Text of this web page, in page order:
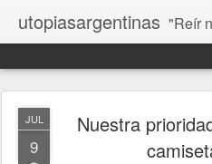
utopiasargentinas "Reír nos hizo
JUL
9
Nuestra